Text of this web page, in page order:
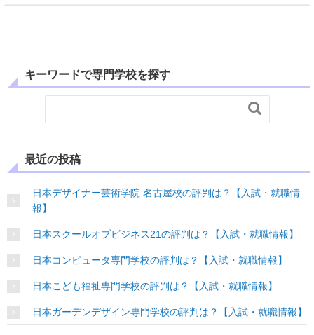
キーワードで専門学校を探す

最近の投稿
日本デザイナー芸術学院 名古屋校の評判は？【入試・就職情
報】
日本スクールオブビジネス21の評判は？【入試・就職情報】
日本コンピュータ専門学校の評判は？【入試・就職情報】
日本こども福祉専門学校の評判は？【入試・就職情報】
日本ガーデンデザイン専門学校の評判は？【入試・就職情報】